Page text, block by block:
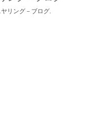
リング－ブログ.